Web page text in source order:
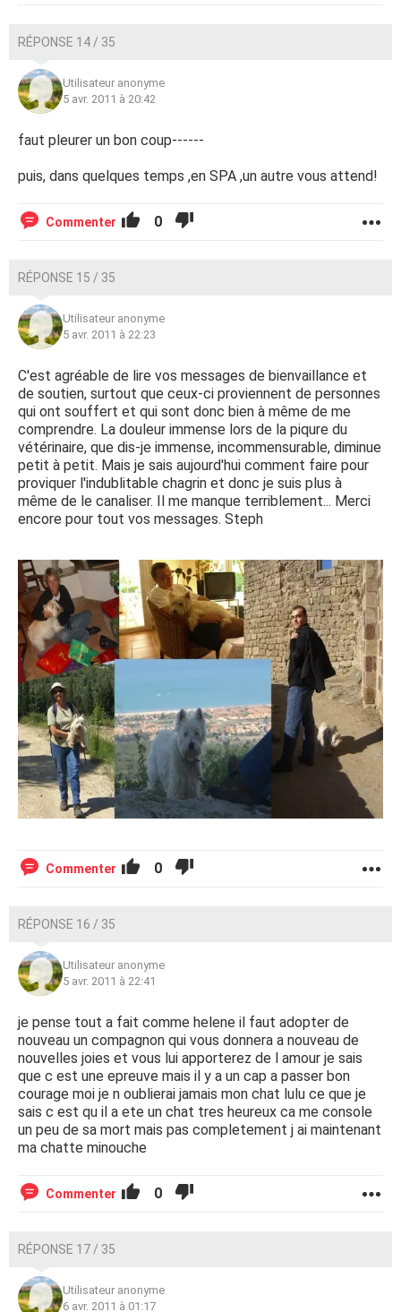
RÉPONSE 14 / 35
Utilisateur anonyme
5 avr. 2011 à 20:42
faut pleurer un bon coup------
puis, dans quelques temps ,en SPA ,un autre vous attend!
Commenter 0
RÉPONSE 15 / 35
Utilisateur anonyme
5 avr. 2011 à 22:23
C'est agréable de lire vos messages de bienvaillance et
de soutien, surtout que ceux-ci proviennent de personnes
qui ont souffert et qui sont donc bien à même de me
comprendre. La douleur immense lors de la piqure du
vétérinaire, que dis-je immense, incommensurable, diminue
petit à petit. Mais je sais aujourd'hui comment faire pour
proviquer l'indublitable chagrin et donc je suis plus à
même de le canaliser. Il me manque terriblement... Merci
encore pour tout vos messages. Steph
Commenter 0
RÉPONSE 16 / 35
Utilisateur anonyme
5 avr. 2011 à 22:41
je pense tout a fait comme helene il faut adopter de
nouveau un compagnon qui vous donnera a nouveau de
nouvelles joies et vous lui apporterez de l amour je sais
que c est une epreuve mais il y a un cap a passer bon
courage moi je n oublierai jamais mon chat lulu ce que je
sais c est qu il a ete un chat tres heureux ca me console
un peu de sa mort mais pas completement j ai maintenant
ma chatte minouche
Commenter 0
RÉPONSE 17 / 35
Utilisateur anonyme
6 avr. 2011 à 01:17